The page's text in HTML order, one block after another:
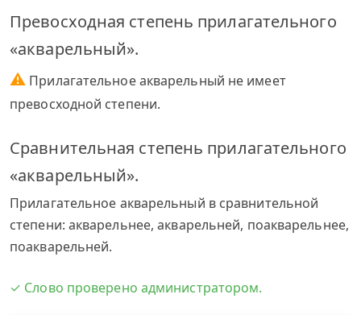
Превосходная степень прилагательного
«акварельный».
⚠ Прилагательное акварельный не имеет
превосходной степени.
Сравнительная степень прилагательного
«акварельный».
Прилагательное акварельный в сравнительной
степени: акварельнее, акварельней, поакварельнее,
поакварельней.
✓ Слово проверено администратором.